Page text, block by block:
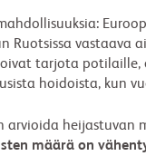
Ruotsissa vastaava
tarjota potilaille,
hoidoista, kun
arvioida heijastuvan
määrä on